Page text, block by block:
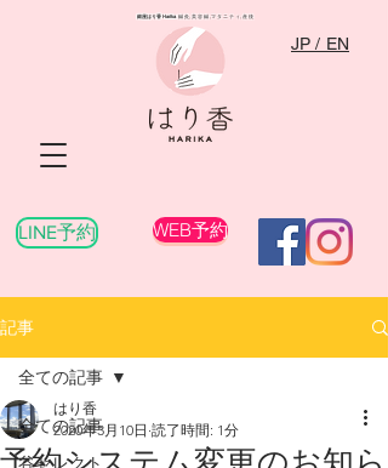
WEB予約
LINE予約
銀座はり香Harika​ 鍼灸,美容鍼,マタニティ,産後
JP / EN
記事
全ての記事
谷セレクト
全ての記事
はり香
2020年3月10日 読了時間: 1分